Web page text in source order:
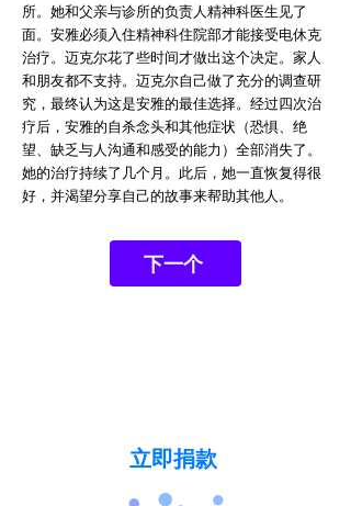
所。她和父亲与诊所的负责人精神科医生见了
面。安雅必须入住精神科住院部才能接受电休克
治疗。迈克尔花了些时间才做出这个决定。家人
和朋友都不支持。迈克尔自己做了充分的调查研
究，最终认为这是安雅的最佳选择。经过四次治
疗后，安雅的自杀念头和其他症状（恐惧、绝
望、缺乏与人沟通和感受的能力）全部消失了。
她的治疗持续了几个月。此后，她一直恢复得很
好，并渴望分享自己的故事来帮助其他人。
下一个
立即捐款